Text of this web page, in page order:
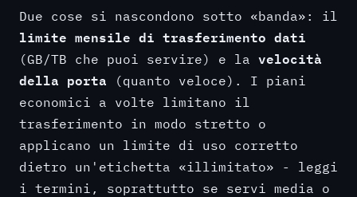
Due cose si nascondono sotto «banda»: il
limite mensile di trasferimento dati
(GB/TB che puoi servire) e la velocità
della porta (quanto veloce). I piani
economici a volte limitano il
trasferimento in modo stretto o
applicano un limite di uso corretto
dietro un'etichetta «illimitato» - leggi
i termini, soprattutto se servi media o